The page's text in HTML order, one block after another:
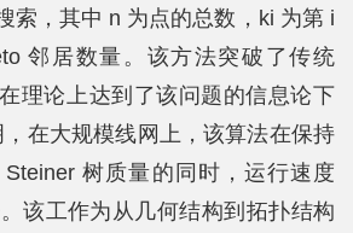
索，其中 n 为点的总数，ki 为第 i
邻居数量。该方法突破了传统
理论上达到了该问题的信息论下
在大规模线网上，该算法在保持
Steiner 树质量的同时，运行速度
该工作为从几何结构到拓扑结构